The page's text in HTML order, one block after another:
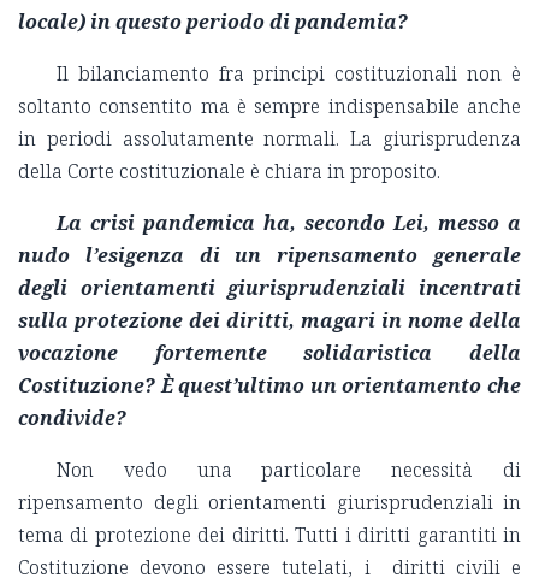
locale) in questo periodo di pandemia?
Il bilanciamento fra principi costituzionali non è
soltanto consentito ma è sempre indispensabile anche
in periodi assolutamente normali. La giurisprudenza
della Corte costituzionale è chiara in proposito.
La crisi pandemica ha, secondo Lei, messo a
nudo l’esigenza di un ripensamento generale
degli orientamenti giurisprudenziali incentrati
sulla protezione dei diritti, magari in nome della
vocazione fortemente solidaristica della
Costituzione? È quest’ultimo un orientamento che
condivide?
Non vedo una particolare necessità di
ripensamento degli orientamenti giurisprudenziali in
tema di protezione dei diritti. Tutti i diritti garantiti in
Costituzione devono essere tutelati, i diritti civili e